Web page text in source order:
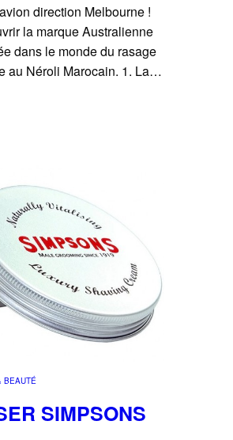
direction Melbourne !
la marque Australienne
dans le monde du rasage
au Néroli Marocain. 1. La…
BEAUTÉ
SIMPSONS